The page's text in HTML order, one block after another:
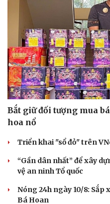
Bắt giữ đối tượng mua
hoa nổ
Triển khai "sổ đỏ" trên
“Gần dân nhất” để xây
vệ an ninh Tổ quốc
Nóng 24h ngày 10/8:
Bá Hoan